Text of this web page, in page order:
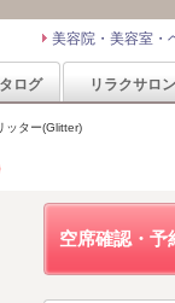
美容院・美容室・
ログ リラクサロン
ッター(Glitter)
空席確認・予